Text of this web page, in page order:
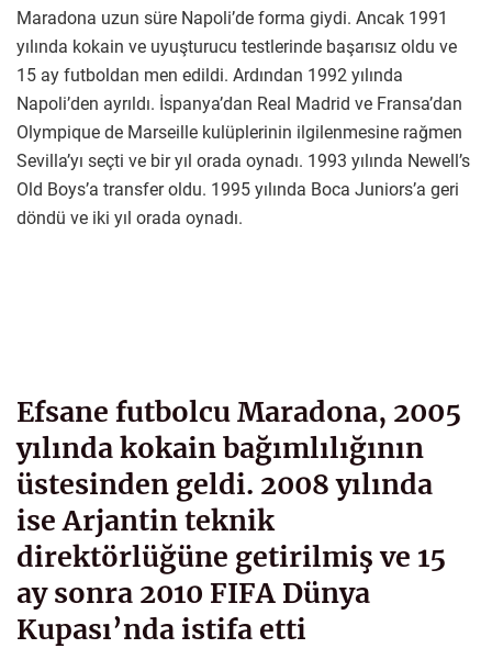
Maradona uzun süre Napoli’de forma giydi. Ancak 1991
yılında kokain ve uyuşturucu testlerinde başarısız oldu ve
15 ay futboldan men edildi. Ardından 1992 yılında
Napoli’den ayrıldı. İspanya’dan Real Madrid ve Fransa’dan
Olympique de Marseille kulüplerinin ilgilenmesine rağmen
Sevilla’yı seçti ve bir yıl orada oynadı. 1993 yılında Newell’s
Old Boys’a transfer oldu. 1995 yılında Boca Juniors’a geri
döndü ve iki yıl orada oynadı.
Efsane futbolcu Maradona, 2005
yılında kokain bağımlılığının
üstesinden geldi. 2008 yılında
ise Arjantin teknik
direktörlüğüne getirilmiş ve 15
ay sonra 2010 FIFA Dünya
Kupası’nda istifa etti